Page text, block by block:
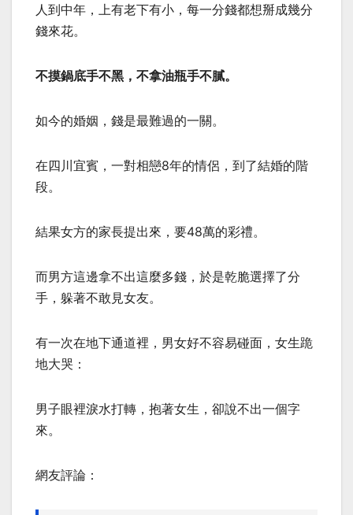
人到中年，上有老下有小，每一分錢都想掰成幾分
錢來花。
不摸鍋底手不黑，不拿油瓶手不膩。
如今的婚姻，錢是最難過的一關。
在四川宜賓，一對相戀8年的情侶，到了結婚的階
段。
結果女方的家長提出來，要48萬的彩禮。
而男方這邊拿不出這麼多錢，於是乾脆選擇了分
手，躲著不敢見女友。
有一次在地下通道裡，男女好不容易碰面，女生跪
地大哭：
男子眼裡淚水打轉，抱著女生，卻說不出一個字
來。
網友評論：